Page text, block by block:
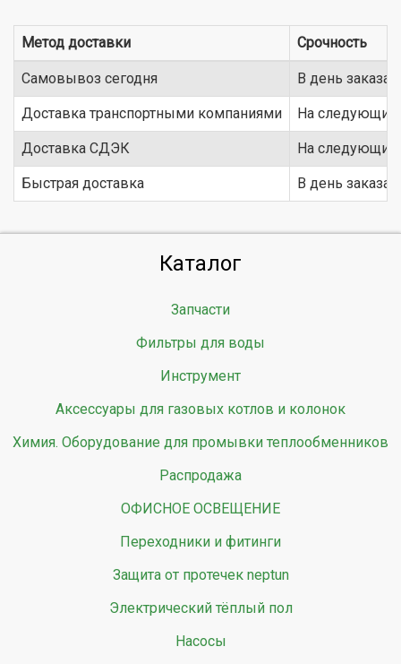
Метод доставки Срочность
Самовывоз сегодня В день заказа
Доставка транспортными компаниями На следующий
Доставка СДЭК На следующий
Быстрая доставка В день заказа
Каталог
Запчасти
Фильтры для воды
Инструмент
Аксессуары для газовых котлов и колонок
Химия. Оборудование для промывки теплообменников
Распродажа
ОФИСНОЕ ОСВЕЩЕНИЕ
Переходники и фитинги
Защита от протечек neptun
Электрический тёплый пол
Насосы